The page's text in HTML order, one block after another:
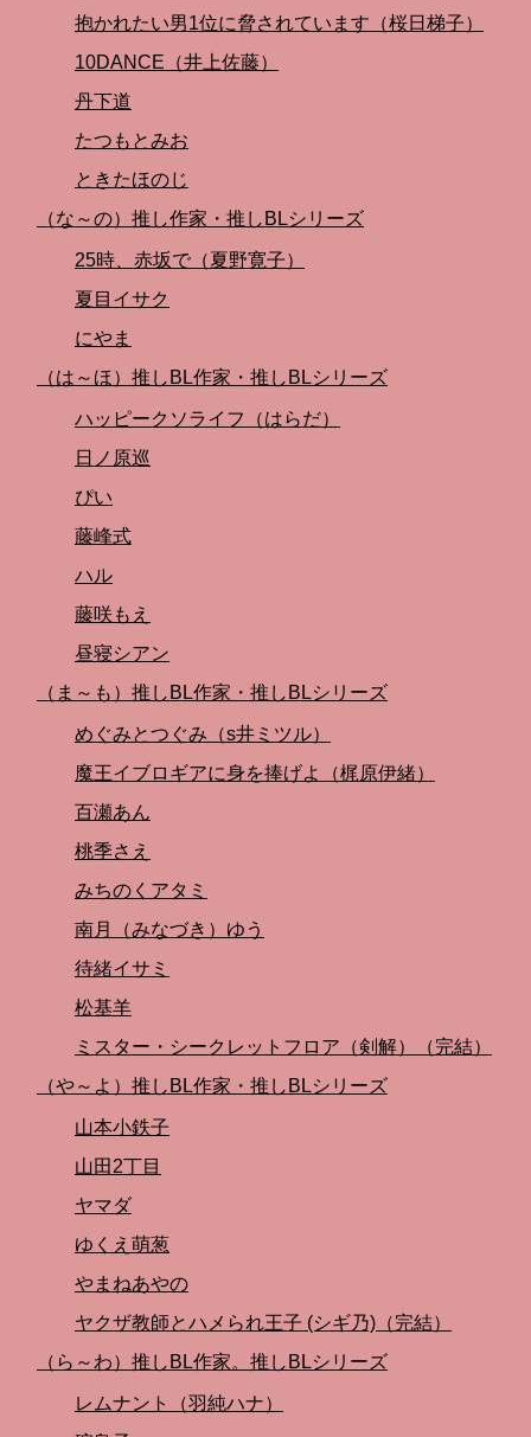
抱かれたい男1位に脅されています（桜日梯子）
10DANCE（井上佐藤）
丹下道
たつもとみお
ときたほのじ
（な～の）推し作家・推しBLシリーズ
25時、赤坂で（夏野寛子）
夏目イサク
にやま
（は～ほ）推しBL作家・推しBLシリーズ
ハッピークソライフ（はらだ）
日ノ原巡
ぴい
藤峰式
ハル
藤咲もえ
昼寝シアン
（ま～も）推しBL作家・推しBLシリーズ
めぐみとつぐみ（s井ミツル）
魔王イブロギアに身を捧げよ（梶原伊緒）
百瀬あん
桃季さえ
みちのくアタミ
南月（みなづき）ゆう
待緒イサミ
松基羊
ミスター・シークレットフロア（剣解）（完結）
（や～よ）推しBL作家・推しBLシリーズ
山本小鉄子
山田2丁目
ヤマダ
ゆくえ萌葱
やまねあやの
ヤクザ教師とハメられ王子 (シギ乃)（完結）
（ら～わ）推しBL作家。推しBLシリーズ
レムナント（羽純ハナ）